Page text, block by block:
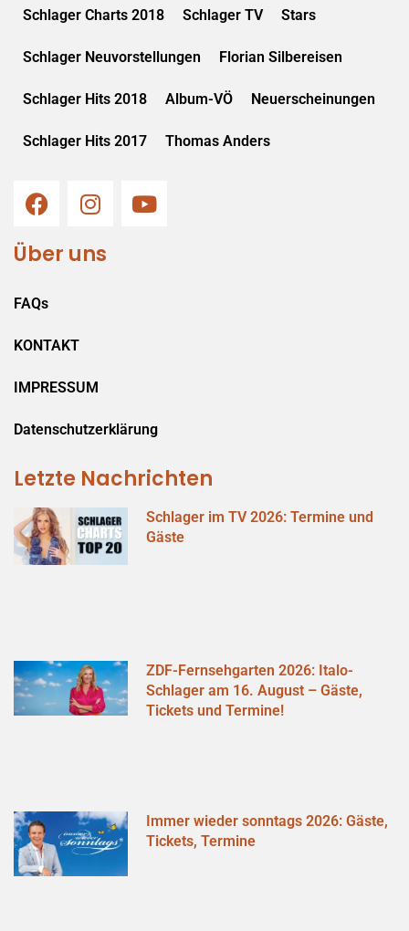
Schlager Charts 2018 Schlager TV Stars
Schlager Neuvorstellungen Florian Silbereisen
Schlager Hits 2018 Album-VÖ Neuerscheinungen
Schlager Hits 2017 Thomas Anders
Über uns
FAQs
KONTAKT
IMPRESSUM
Datenschutzerklärung
Letzte Nachrichten
Schlager im TV 2026: Termine und
Gäste
ZDF-Fernsehgarten 2026: Italo-
Schlager am 16. August – Gäste,
Tickets und Termine!
Immer wieder sonntags 2026: Gäste,
Tickets, Termine